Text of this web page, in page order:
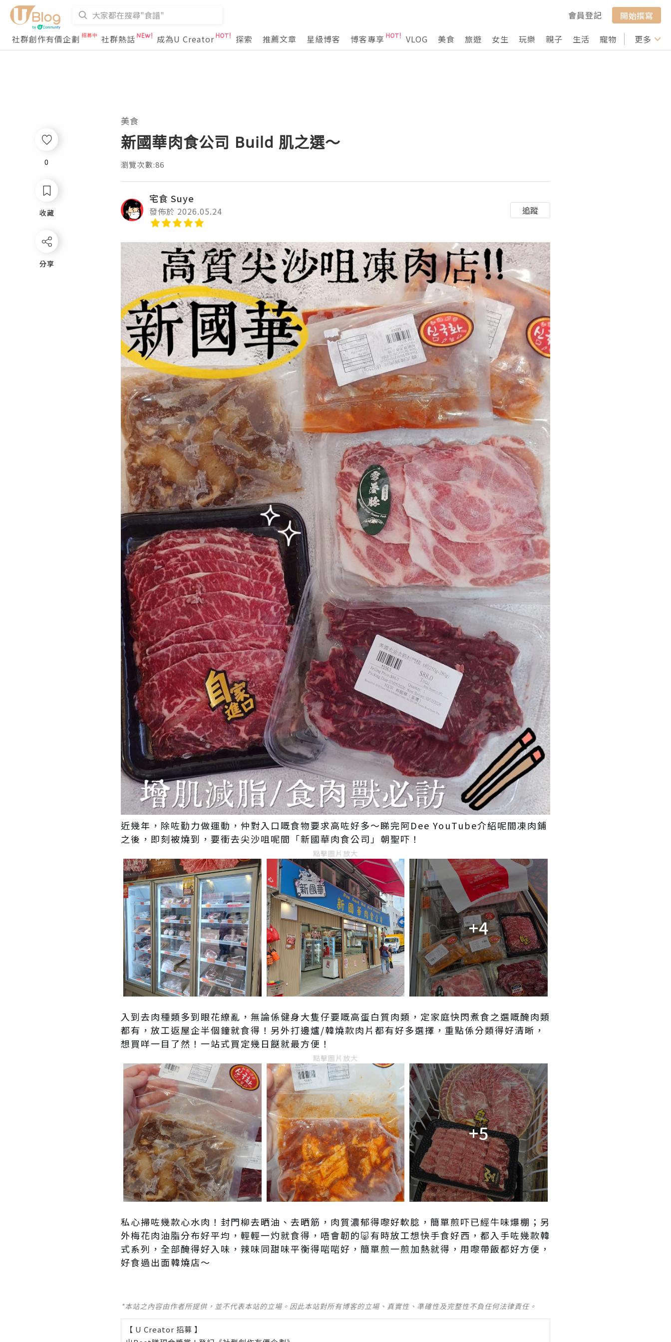
會員登記
開始撰寫
社群創作有價企劃
社群熱話 成為U Creator 探索 推薦文章 星級博客 博客專享 VLOG 美食 旅遊 女生 玩樂 親子 生活 寵物 行山 打卡
更多
0
收藏
分享
美食
新國華肉食公司 Build 肌之選～
瀏覽次數:86
宅食 Suye
發佈於 2026.05.24 追蹤
近幾年，除咗勤力做運動，仲對入口嘅食物要求高咗好多～睇完阿Dee YouTube介紹呢間凍肉鋪
之後，即刻被燒到，要衝去尖沙咀呢間「新國華肉食公司」朝聖吓！
點擊圖片放大
+4
入到去肉種類多到眼花繚亂，無論係健身大隻仔要嘅高蛋白質肉類，定家庭快閃煮食之選嘅醃肉類
都有，放工返屋企半個鐘就食得！另外打邊爐/韓燒款肉片都有好多選擇，重點係分類得好清晰，
想買咩一目了然！一站式買定幾日餸就最方便！
點擊圖片放大
+5
私心掃咗幾款心水肉！封門柳去晒油、去晒筋，肉質濃郁得嚟好軟腍，簡單煎吓已經牛味爆棚；另
外梅花肉油脂分布好平均，輕輕一灼就食得，唔會韌的🐷有時放工想快手食好西，都入手咗幾款韓
式系列，全部醃得好入味，辣味同甜味平衡得啱啱好，簡單煎一煎加熱就得，用嚟帶飯都好方便，
好食過出面韓燒店～
*本站之內容由作者所提供，並不代表本站的立場。因此本站對所有博客的立場、真實性、準確性及完整性不負任何法律責任。
【 U Creator 招募 】
0
收藏
分享